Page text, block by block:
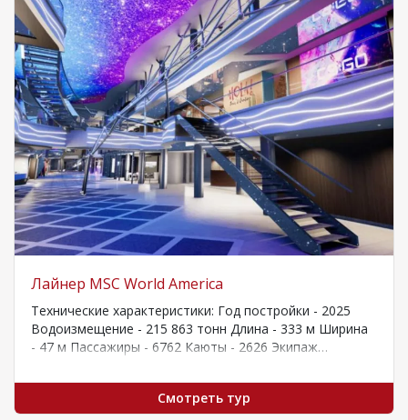
Лайнер MSC World America
Технические характеристики: Год постройки - 2025
Водоизмещение - 215 863 тонн Длина - 333 м Ширина
- 47 м Пассажиры - 6762 Каюты - 2626 Экипаж…
Смотреть тур